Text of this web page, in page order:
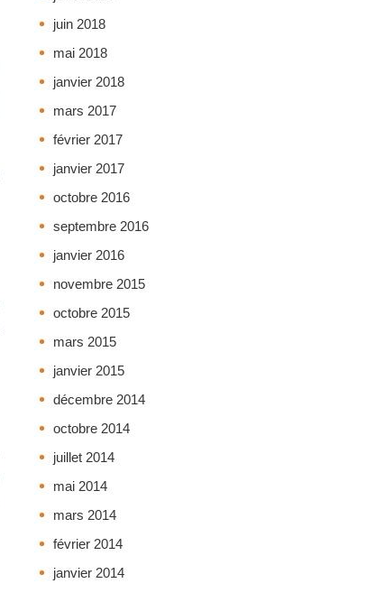
juin 2018
mai 2018
janvier 2018
mars 2017
février 2017
janvier 2017
octobre 2016
septembre 2016
janvier 2016
novembre 2015
octobre 2015
mars 2015
janvier 2015
décembre 2014
octobre 2014
juillet 2014
mai 2014
mars 2014
février 2014
janvier 2014